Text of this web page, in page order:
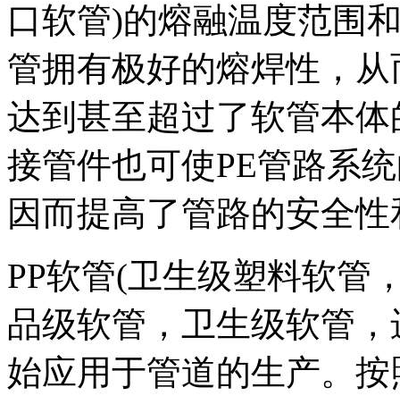
口软管)的熔融温度范围
管拥有极好的熔焊性，
达到甚至超过了软管本
接管件也可使PE管路系
因而提高了管路的安全
PP软管(卫生级塑料软管
品级软管，卫生级软管
始应用于管道的生产。